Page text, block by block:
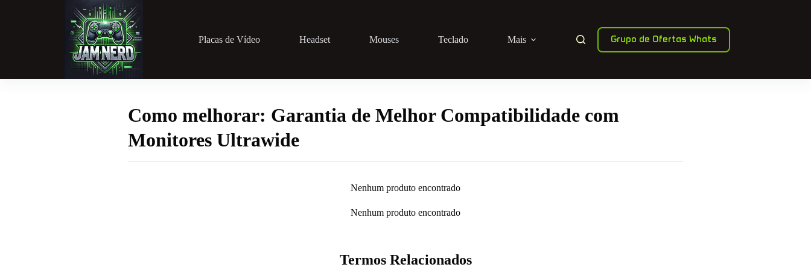
Placas de Vídeo Headset Mouses Teclado Mais Grupo de Ofertas Whats
Como melhorar: Garantia de Melhor Compatibilidade com
Monitores Ultrawide
Nenhum produto encontrado
Nenhum produto encontrado
Termos Relacionados